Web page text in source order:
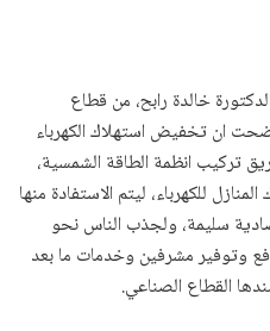
خالدة رابح، من قطاع
ان تخفيض استهلاك الكهرباء
تركيب انظمة الطاقة الشمسية،
للكهرباء، ليتم الاستفادة منها
سليمة، ولجذب الناس نحو
وتوفير مشرفين وخدمات ما بعد
القطاع الصناعي.